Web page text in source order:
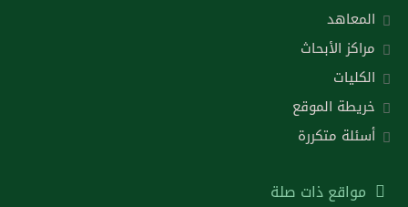
المعاهد
مراكز الأبحاث
الكليات
خريطة الموقع
أسئلة متكررة
مواقع ذات صلة